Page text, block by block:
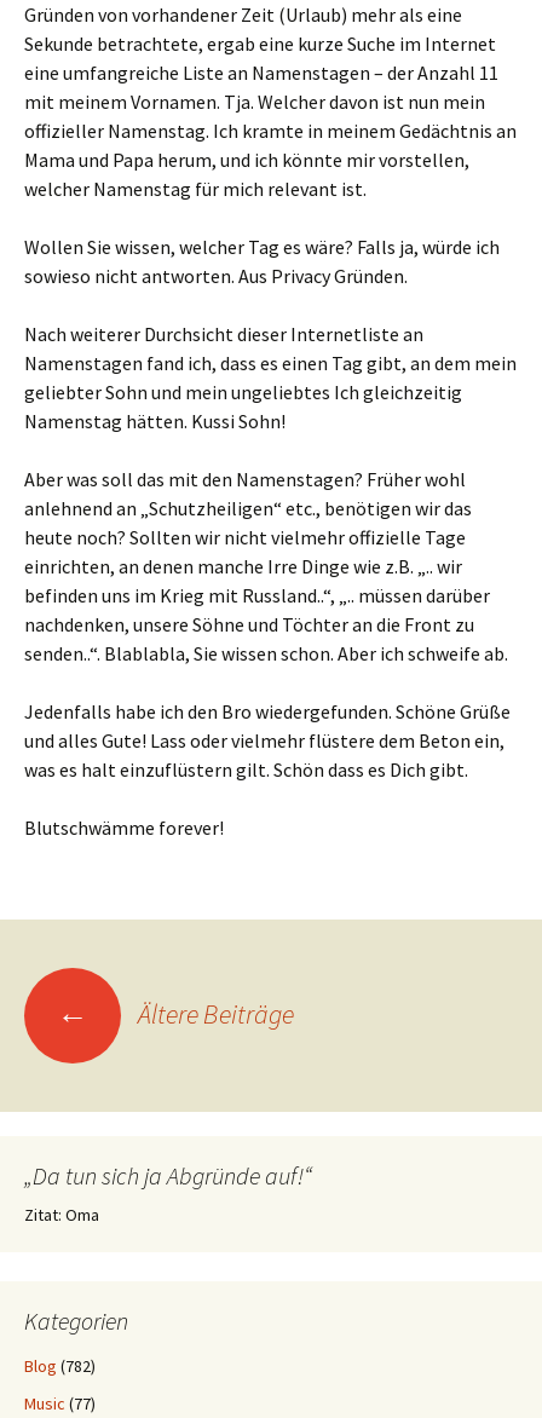
Gründen von vorhandener Zeit (Urlaub) mehr als eine
Sekunde betrachtete, ergab eine kurze Suche im Internet
eine umfangreiche Liste an Namenstagen – der Anzahl 11
mit meinem Vornamen. Tja. Welcher davon ist nun mein
offizieller Namenstag. Ich kramte in meinem Gedächtnis an
Mama und Papa herum, und ich könnte mir vorstellen,
welcher Namenstag für mich relevant ist.
Wollen Sie wissen, welcher Tag es wäre? Falls ja, würde ich
sowieso nicht antworten. Aus Privacy Gründen.
Nach weiterer Durchsicht dieser Internetliste an
Namenstagen fand ich, dass es einen Tag gibt, an dem mein
geliebter Sohn und mein ungeliebtes Ich gleichzeitig
Namenstag hätten. Kussi Sohn!
Aber was soll das mit den Namenstagen? Früher wohl
anlehnend an „Schutzheiligen“ etc., benötigen wir das
heute noch? Sollten wir nicht vielmehr offizielle Tage
einrichten, an denen manche Irre Dinge wie z.B. „.. wir
befinden uns im Krieg mit Russland..“, „.. müssen darüber
nachdenken, unsere Söhne und Töchter an die Front zu
senden..“. Blablabla, Sie wissen schon. Aber ich schweife ab.
Jedenfalls habe ich den Bro wiedergefunden. Schöne Grüße
und alles Gute! Lass oder vielmehr flüstere dem Beton ein,
was es halt einzuflüstern gilt. Schön dass es Dich gibt.
Blutschwämme forever!
Beitragsnavigation
← Ältere Beiträge
„Da tun sich ja Abgründe auf!“
Zitat: Oma
Kategorien
Blog (782)
Music (77)